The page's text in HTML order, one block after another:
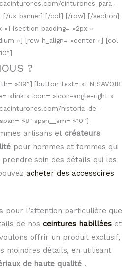
cinturones-para-
ux_banner] [/col] [/row] [/section]
»] [section padding= »2px »
»] [row h_align= »center »] [col
?
»39″] [button text= »EN SAVOIR
»link » icon= »icon-angle-right »
historia-de-
»8″ span__sm= »10″]
artisans et créateurs
pour hommes et femmes qui
soin des détails qui les
acheter des accessoires
pour l’attention particulière que
de nosceintures habillées et
offrir un produit exclusif,
moindres détails, en utilisant
de haute qualité .